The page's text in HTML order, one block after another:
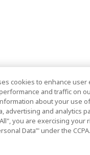
cookies to enhance user
and traffic on
about your use
advertising and analytics
you are exercising your
Data’" under the CCPA.